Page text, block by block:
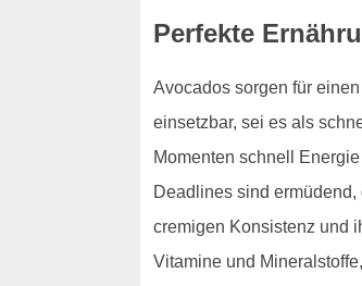
Perfekte
Avocados sorgen für
einsetzbar, sei es als
Momenten schnell
Deadlines sind
cremigen Konsistenz und
Vitamine und